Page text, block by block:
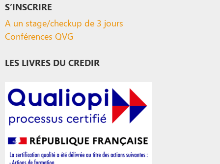
S’INSCRIRE
A un stage/checkup de 3 jours
Conférences QVG
LES LIVRES DU CREDIR